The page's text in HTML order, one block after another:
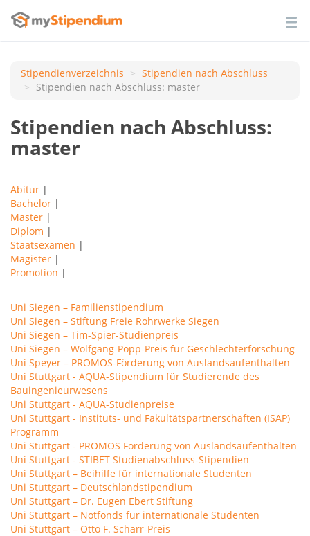
Stipendienverzeichnis
Stipendien nach Аbschluss
Stipendien nach Abschluss: master
Stipendien nach Abschluss:
master
Abitur |
Bachelor |
Master |
Diplom |
Staatsexamen |
Magister |
Promotion |
Uni Siegen – Familienstipendium
Uni Siegen – Stiftung Freie Rohrwerke Siegen
Uni Siegen – Tim-Spier-Studienpreis
Uni Siegen – Wolfgang-Popp-Preis für Geschlechterforschung
Uni Speyer – PROMOS-Förderung von Auslandsaufenthalten
Uni Stuttgart - AQUA-Stipendium für Studierende des
Bauingenieurwesens
Uni Stuttgart - AQUA-Studienpreise
Uni Stuttgart - Instituts- und Fakultätspartnerschaften (ISAP)
Programm
Uni Stuttgart - PROMOS Förderung von Auslandsaufenthalten
Uni Stuttgart - STIBET Studienabschluss-Stipendien
Uni Stuttgart – Beihilfe für internationale Studenten
Uni Stuttgart – Deutschlandstipendium
Uni Stuttgart – Dr. Eugen Ebert Stiftung
Uni Stuttgart – Notfonds für internationale Studenten
Uni Stuttgart – Otto F. Scharr-Preis